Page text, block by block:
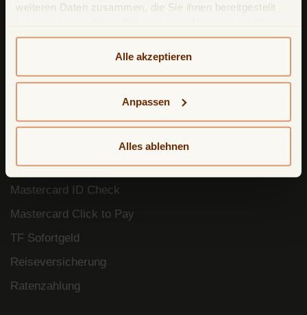
weiteren Daten zusammen, die Sie ihnen bereitgestellt
gesammelt haben. Weitere detailliertere Informationen
finden Sie in unsererDatenschutzerklärung
Cookie-Policy. Das Impressum können Siehier
Alle akzeptieren
Anpassen
Alles ablehnen
Google Pay
Freunde werben Freunde
Mastercard ID Check
Mastercard Click to Pay
TF Sofortgeld
Reiseversicherung
Ratenzahlung